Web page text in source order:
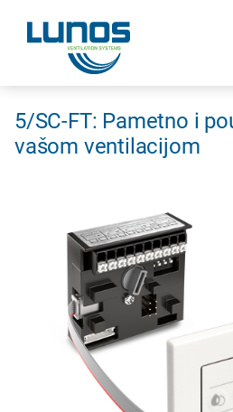
navigation
navigation
5/SC-FT: Pametno i
vašom ventilacijom